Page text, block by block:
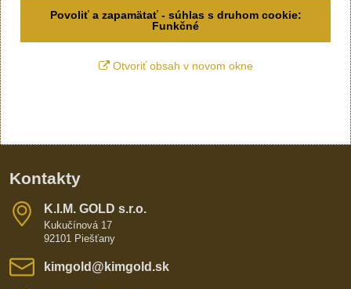
Povoliť a zapamätať - súhlas s druhom cookie:
Funkčné
Otvoriť obsah v novom okne
Kontakty
K​​.I​​.M​​. GOLD s​​.r​​.o​​.
Kukučínová 17
92101 Piešťany
kimgold​@kimgold​.sk